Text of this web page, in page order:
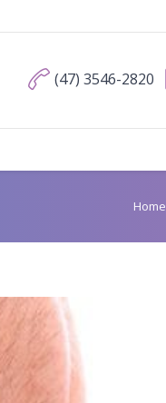
(47) 3546-2820
Home